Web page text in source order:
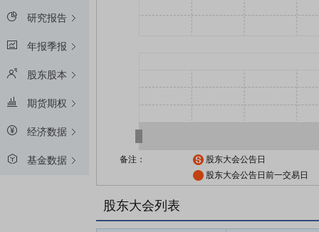
研究报告
年报季报
股东股本
期货期权
经济数据
基金数据 备注：
股东大会公告日
股东大会公告日前一交易日
股东大会列表